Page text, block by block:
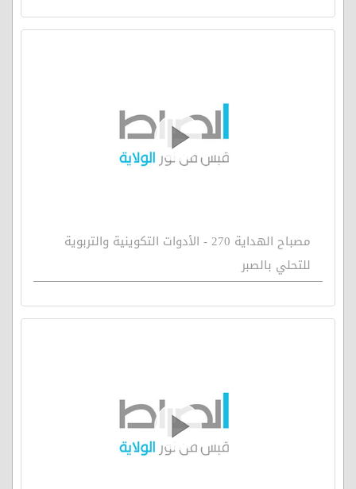
مصباح الهداية 270 - الأدوات التكوينية والتربوية
للتحلي بالصبر